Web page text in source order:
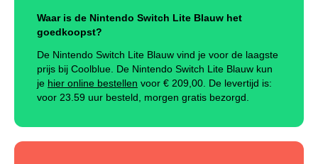
Waar is de Nintendo Switch Lite Blauw het
goedkoopst?
De Nintendo Switch Lite Blauw vind je voor de laagste
prijs bij Coolblue. De Nintendo Switch Lite Blauw kun
je hier online bestellen voor € 209,00 De levertijd is:
voor 23.59 uur besteld, morgen gratis bezorgd.